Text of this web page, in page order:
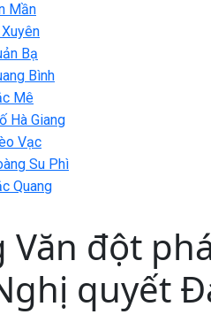
Mần
Bạ
Bình
Mê
Hà Giang
Vạc
Su Phì
Quang
đột
quyết